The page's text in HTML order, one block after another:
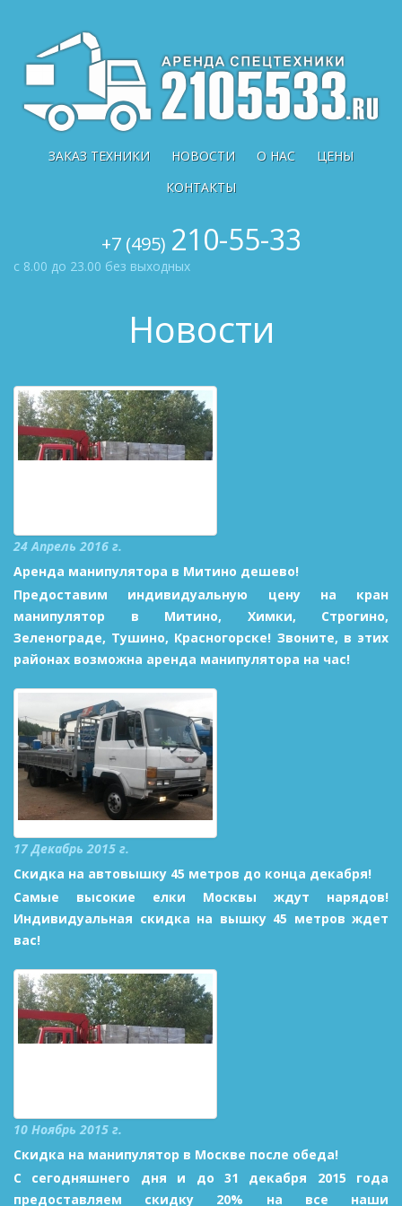
ЗАКАЗ ТЕХНИКИ НОВОСТИ О НАС
ЦЕНЫ
КОНТАКТЫ
+7 (495) 210-55-33
с 8.00 до 23.00 без выходных
Новости
24 Апрель 2016 г.
Аренда манипулятора в Митино дешево!
Предоставим индивидуальную цену на кран
манипулятор в Митино, Химки, Строгино,
Зеленограде, Тушино, Красногорске! Звоните, в этих
районах возможна аренда манипулятора на час!
17 Декабрь 2015 г.
Скидка на автовышку 45 метров до конца декабря!
Самые высокие елки Москвы ждут нарядов!
Индивидуальная скидка на вышку 45 метров ждет
вас!
10 Ноябрь 2015 г.
Скидка на манипулятор в Москве после обеда!
С сегодняшнего дня и до 31 декабря 2015 года
предоставляем скидку 20% на все наши